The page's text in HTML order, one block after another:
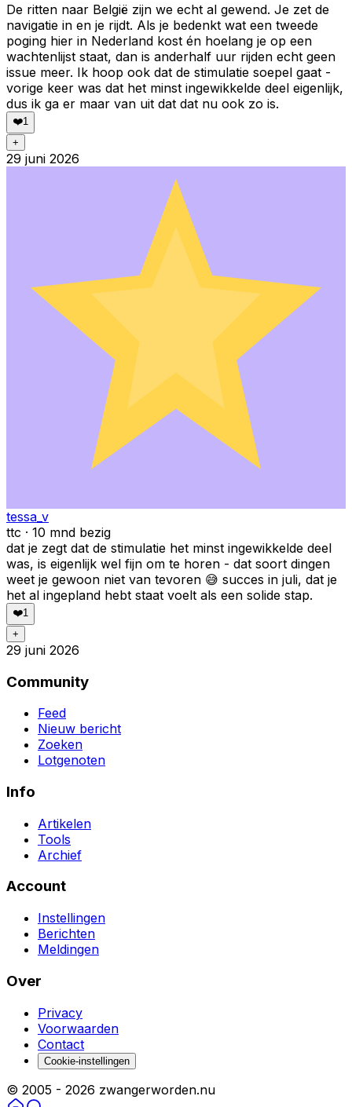
De ritten naar België zijn we echt al gewend. Je zet de
navigatie in en je rijdt. Als je bedenkt wat een tweede
poging hier in Nederland kost én hoelang je op een
wachtenlijst staat, dan is anderhalf uur rijden echt geen
issue meer. Ik hoop ook dat de stimulatie soepel gaat -
vorige keer was dat het minst ingewikkelde deel eigenlijk,
dus ik ga er maar van uit dat dat nu ook zo is.
❤️1
+
29 juni 2026
tessa_v
ttc · 10 mnd bezig
dat je zegt dat de stimulatie het minst ingewikkelde deel
was, is eigenlijk wel fijn om te horen - dat soort dingen
weet je gewoon niet van tevoren 😅 succes in juli, dat je
het al ingepland hebt staat voelt als een solide stap.
❤️1
+
29 juni 2026
Community
Feed
Nieuw bericht
Zoeken
Lotgenoten
Info
Artikelen
Tools
Archief
Account
Instellingen
Berichten
Meldingen
Over
Privacy
Voorwaarden
Contact
Cookie-instellingen
© 2005 - 2026 zwangerworden.nu